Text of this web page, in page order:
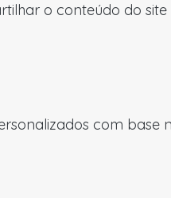
o conteúdo do
com base